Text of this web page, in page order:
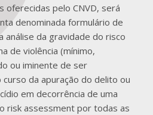
oferecidas pelo CNVD, será
denominada formulário de
análise da gravidade do risco
de violência (mínimo,
ou iminente de ser
da apuração do delito ou
em decorrência de uma
risk assessment por todas as